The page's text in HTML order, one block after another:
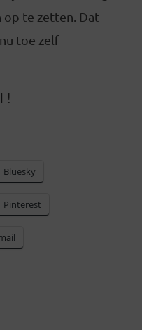
te zetten. Dat
toe zelf
Bluesky
Pinterest